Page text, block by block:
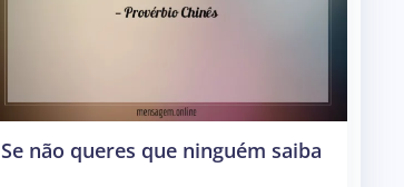
Se não queres que ninguém saiba